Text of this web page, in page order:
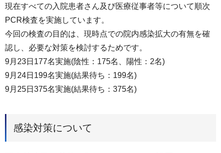
現在すべての入院患者さん及び医療従事者等について順次
PCR検査を実施しています。
今回の検査の目的は、現時点での院内感染拡大の有無を確
認し、必要な対策を検討するためです。
9月23日177名実施(陰性：175名、陽性：2名)
9月24日199名実施(結果待ち：199名)
9月25日375名実施(結果待ち：375名)
感染対策について